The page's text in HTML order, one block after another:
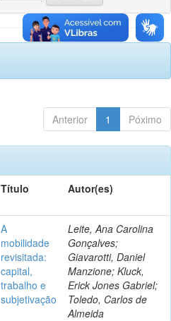
Anterior 1 Póximo
Título Autor(es)
A
mobilidade
revisitada:
capital,
trabalho e
subjetivação
Leite, Ana Carolina
Gonçalves;
Giavarotti, Daniel
Manzione; Kluck,
Erick Jones Gabriel;
Toledo, Carlos de
Almeida